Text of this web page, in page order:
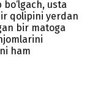
usta
qolipini yerdan
bir matoga
ham